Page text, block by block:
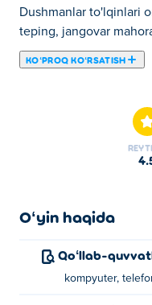
Dushmanlar to'lqinlari
teping, jangovar
KOʻPROQ KOʻRSATISH
Dushmanlar to'lqinlari
teping, jangovar
uslubidagi
darajangizni oshirishda
ko'rsangiz, bu siz
boshlang!
Oʻyin haqida
Qoʻllab-
kompyuter,